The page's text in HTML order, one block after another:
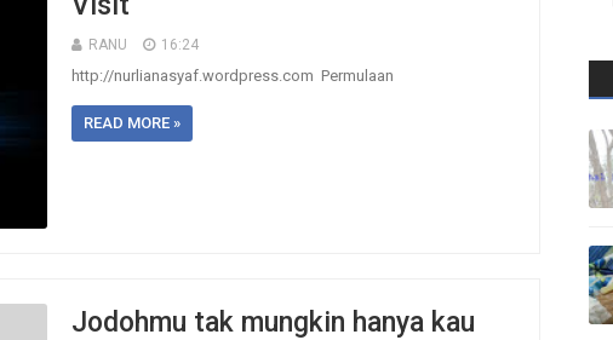
RANU 16:24
http://nurlianasyaf.wordpress.com Permulaan
READ MORE »
Jodohmu tak mungkin hanya kau